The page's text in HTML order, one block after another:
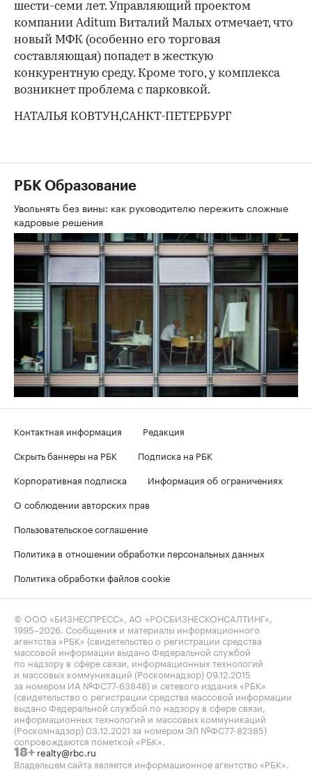
шести-семи лет. Управляющий проектом
компании Aditum Виталий Малых отмечает, что
новый МФК (особенно его торговая
составляющая) попадет в жесткую
конкурентную среду. Кроме того, у комплекса
возникнет проблема с парковкой.
НАТАЛЬЯ КОВТУН,САНКТ-ПЕТЕРБУРГ
РБК Образование
Увольнять без вины: как руководителю пережить сложные
кадровые решения
Контактная информация
Редакция
Скрыть баннеры на РБК
Подписка на РБК
Корпоративная подписка
Информация об ограничениях
О соблюдении авторских прав
Пользовательское соглашение
Политика в отношении обработки персональных данных
Политика обработки файлов cookie
© ООО «БИЗНЕСПРЕСС», АО «РОСБИЗНЕСКОНСАЛТИНГ»,
1995–2026. Сообщения и материалы информационного
агентства «РБК» (свидетельство о регистрации средства
массовой информации выдано Федеральной службой
по надзору в сфере связи, информационных технологий
и массовых коммуникаций (Роскомнадзор) 09.12.2015
за номером ИА №ФС77-63848) и сетевого издания «РБК»
(свидетельство о регистрации средства массовой информации
выдано Федеральной службой по надзору в сфере связи,
информационных технологий и массовых коммуникаций
(Роскомнадзор) 03.12.2021 за номером ЭЛ №ФС77-82385)
сопровождаются пометкой «РБК».
18+ realty@rbc.ru
Владельцем сайта является информационное агентство «РБК».